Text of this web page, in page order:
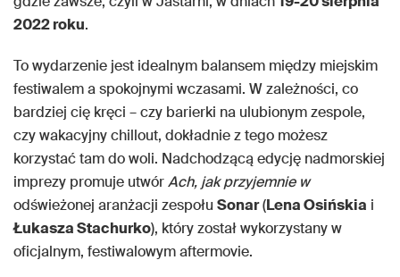
2022 roku.
To wydarzenie jest idealnym balansem między miejskim
festiwalem a spokojnymi wczasami. W zależności, co
bardziej cię kręci – czy barierki na ulubionym zespole,
czy wakacyjny chillout, dokładnie z tego możesz
korzystać tam do woli. Nadchodzącą edycję nadmorskiej
imprezy promuje utwórAch, jak przyjemnie w
odświeżonej aranżacji zespołu Sonar(Lena Osińskia i
Łukasza Stachurko), który został wykorzystany w
oficjalnym, festiwalowym aftermovie.